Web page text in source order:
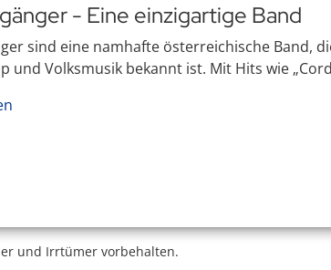
- Eine einzigartige Band
sind eine namhafte österreichische Band,
und Volksmusik bekannt ist. Mit Hits wie
und Irrtümer vorbehalten.